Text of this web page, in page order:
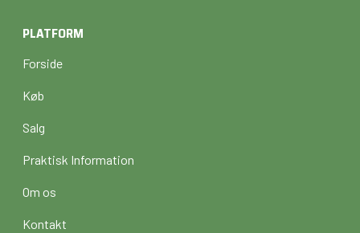
PLATFORM
Forside
Køb
Salg
Praktisk Information
Om os
Kontakt